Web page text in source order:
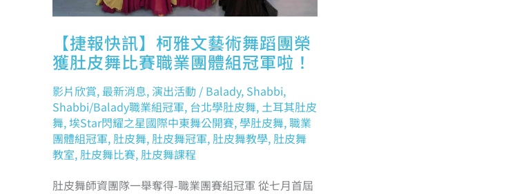
【捷報快訊】柯雅文藝術舞蹈團榮
獲肚皮舞比賽職業團體組冠軍啦！
影片欣賞,最新消息, 演出活動 / Balady, Shabbi,
Shabbi/Balady職業組冠軍, 台北學肚皮舞, 土耳其肚皮
舞,埃Star閃耀之星國際中東舞公開賽,學肚皮舞,職業
團體組冠軍, 肚皮舞, 肚皮舞冠軍, 肚皮舞教學, 肚皮舞
教室, 肚皮舞比賽, 肚皮舞課程
肚皮舞師資團隊一舉奪得-職業團賽組冠軍 從七月首屆
團
組
冠
軍
啦！